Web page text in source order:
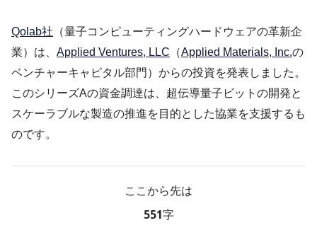
Qolab社 （量子コンピューティングハードウェアの革新企
業）は、 Applied Ventures, LLC （Applied Materials, Inc.の
ベンチャーキャピタル部門）からの投資を発表しました。
このシリーズAの資金調達は、超伝導量子ビットの開発と
スケーラブルな製造の推進を目的とした協業を支援するも
のです。
ここから先は
551字